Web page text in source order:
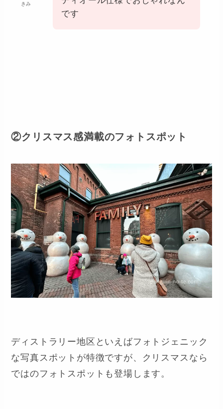
ディオール仕様でおしゃれなん
です
②クリスマス感満載のフォトスポット
ディストラリー地区といえばフォトジェニック
な写真スポットが特徴ですが、クリスマスなら
ではのフォトスポットも登場します。